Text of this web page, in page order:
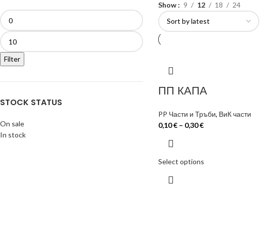
Filter
STOCK STATUS
On sale
In stock
Show
9 12 18 24
ПП КАПА
PP Части и Тръби, ВиК части
0,10€ – 0,30€
Select options